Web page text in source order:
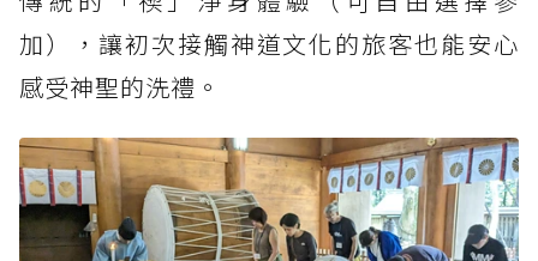
加），讓初次接觸神道文化的旅客也能安心
感受神聖的洗禮。